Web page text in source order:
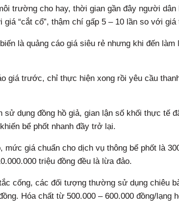
trường cho hay, thời gian gần đây người
giá “cắt cổ”, thậm chí gấp 5 – 10 lần so với
là quảng cáo giá siêu rẻ nhưng khi đến làm
giá trước, chỉ thực hiện xong rồi yêu cầu
sử dụng đồng hồ giả, gian lận số khối thực tế
bể phốt nhanh đầy trở lại.
mức giá chuẩn cho dịch vụ thông bể phốt là
triệu đồng đều là lừa đảo.
cống, các đối tượng thường sử dụng chiêu
Hóa chất từ 500.000 – 600.000 đồng/lạng